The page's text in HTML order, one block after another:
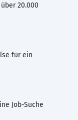
20.000
für ein
Job-Suche